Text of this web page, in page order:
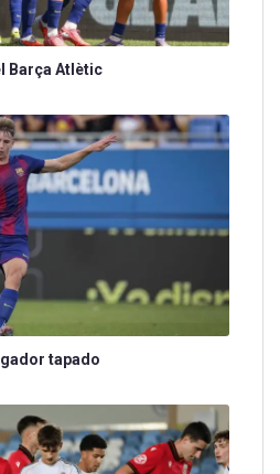
Barça Atlètic
tapado